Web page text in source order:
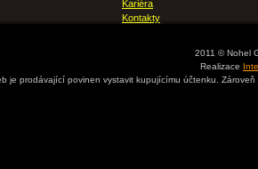
Kariéra
Kontakty
2011 © Nohel
Realizace
je prodávající povinen vystavit kupujícímu účtenku.